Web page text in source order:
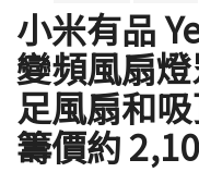
小米有品
變頻風扇
足風扇和
籌價約